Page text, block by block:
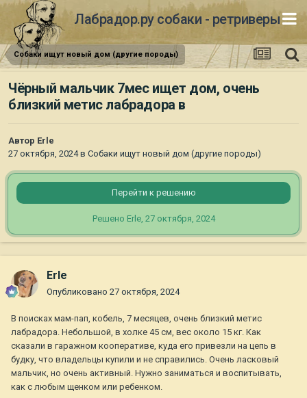
Лабрадор.ру собаки - ретриверы
Собаки ищут новый дом (другие породы)
Чёрный мальчик 7мес ищет дом, очень
близкий метис лабрадора в
Автор Erle
27 октября, 2024в Собаки ищут новый дом (другие породы)
Перейти к решению
Решено Erle, 27 октября, 2024
Erle
Опубликовано 27 октября, 2024
В поисках мам-пап, кобель, 7 месяцев, очень близкий метис
лабрадора. Небольшой, в холке 45 см, вес около 15 кг. Как
сказали в гаражном кооперативе, куда его привезли на цепь в
будку, что владельцы купили и не справились. Очень ласковый
мальчик, но очень активный. Нужно заниматься и воспитывать,
как с любым щенком или ребенком.